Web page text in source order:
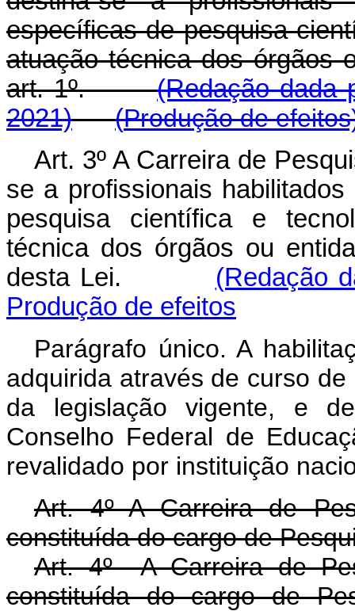
específicas de pesquisa
atuação técnica dos órgãos
art. 1º.(Redação dada
2021)
(Produção de
Art. 3º A Carreira de
se a profissionais
pesquisa científica e
técnica dos órgãos ou
desta Lei. (Redação
Produção de efeitos
Parágrafo único. A
adquirida através de curso
da legislação vigente, e
Conselho Federal de
revalidado por instituição
Art. 4º A Carreira de
constituída do cargo de
Art. 4º A Carreira de
constituída do cargo de